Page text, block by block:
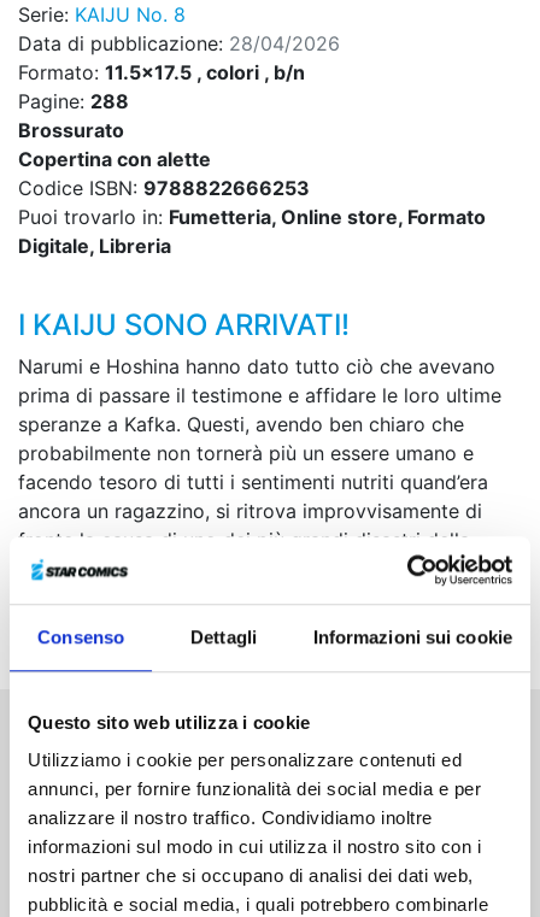
Consenso Dettagli Informazioni sui cookie
Questo sito web utilizza i cookie
Utilizziamo i cookie per personalizzare contenuti ed
annunci, per fornire funzionalità dei social media e per
analizzare il nostro traffico. Condividiamo inoltre
informazioni sul modo in cui utilizza il nostro sito con i
nostri partner che si occupano di analisi dei dati web,
pubblicità e social media, i quali potrebbero combinarle
Serie: KAIJU No. 8
Data di pubblicazione: 28/04/2026
Formato: 11.5x17.5 , colori , b/n
Pagine: 288
Brossurato
Copertina con alette
Codice ISBN: 9788822666253
Puoi trovarlo in: Fumetteria, Online store, Formato
Digitale, Libreria
I KAIJU SONO ARRIVATI!
Narumi e Hoshina hanno dato tutto ciò che avevano
prima di passare il testimone e affidare le loro ultime
speranze a Kafka. Questi, avendo ben chiaro che
probabilmente non tornerà più un essere umano e
facendo tesoro di tutti i sentimenti nutriti quand’era
ancora un ragazzino, si ritrova improvvisamente di
fronte la causa di uno dei più grandi disastri della
storia... Riuscirà a salvare l’umanità dalla catastrofe? La
battaglia delle Forze di Difesa contro i kaiju raggiunge
il suo sconvolgente epilogo!
Altri volumi della serie